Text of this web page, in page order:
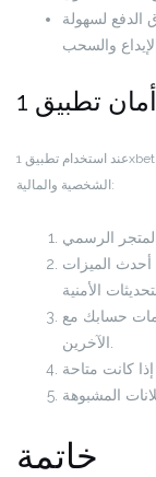
لسهولة
عند استخدام تطبيق 1xbet، من المهم مراعاة بعض النصائح لضمان أمان المعلومات
الشخصية والمالية:
الميزات
حسابك مع
خاتمة